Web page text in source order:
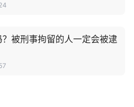
被刑事拘留的人一定会被逮